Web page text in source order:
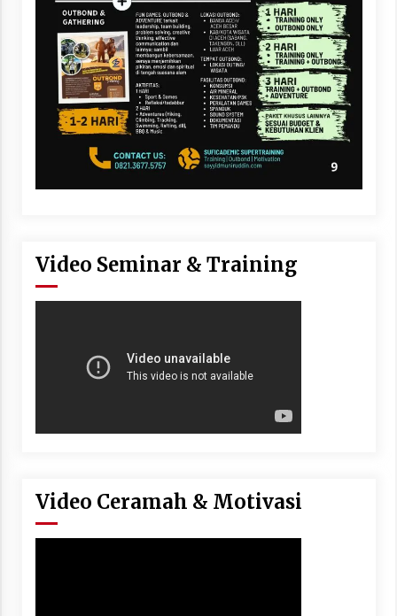
Video Seminar & Training
Video Ceramah & Motivasi